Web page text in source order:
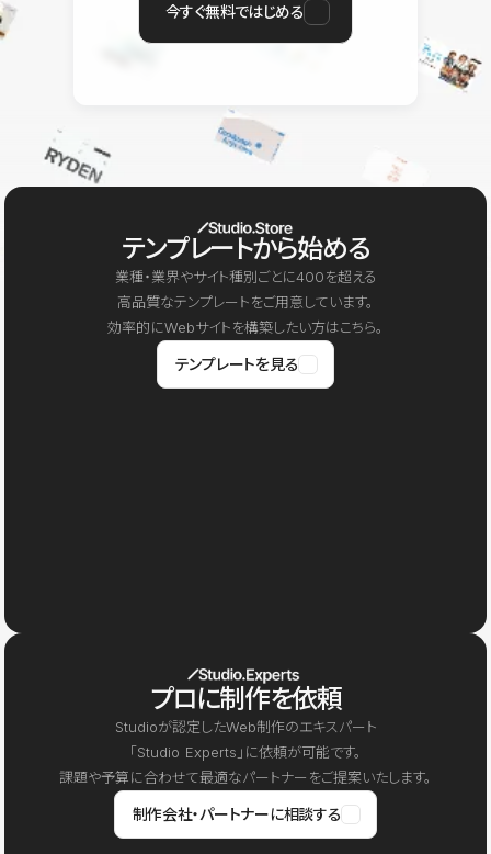
今すぐ無料ではじめる
テンプレートから始める
業種・業界やサイト種別ごとに400を超える
高品質なテンプレートをご用意しています。
効率的にWebサイトを構築したい方はこちら。
テンプレートを見る
プロに制作を依頼
Studioが認定したWeb制作のエキスパート
「Studio Experts」に依頼が可能です。
課題や予算に合わせて最適なパートナーをご提案いたします。
制作会社・パートナーに相談する